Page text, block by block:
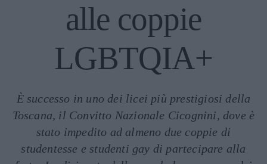
alle coppie
LGBTQIA+
È successo in uno dei licei più prestigiosi della
Toscana, il Convitto Nazionale Cicognini, dove è
stato impedito ad almeno due coppie di
studentesse e studenti gay di partecipare alla